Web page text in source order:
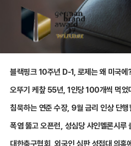
블랙핑크 10주년 D-1, 로제는 왜 미국에
오뚜기 케챂 55년, 1인당 100개씩 먹었
침묵하는 연준 수장, 9월 금리 인상 단행
폭염 뚫고 오픈런, 성심당 샤인멜론시루
대한축구협회, 외국인 심판 성접대 의혹